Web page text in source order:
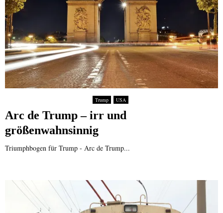
Trump USA
Arc de Trump – irr und
größenwahnsinnig
Triumphbogen für Trump - Arc de Trump...